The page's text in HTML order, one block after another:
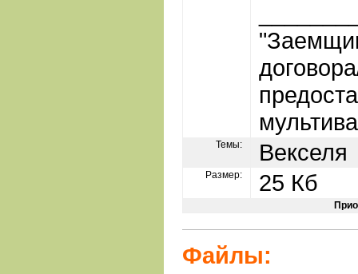
Темы: Векселя
Размер: 25 Кб
Файлы: